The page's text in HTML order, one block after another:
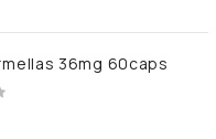
36mg 60caps